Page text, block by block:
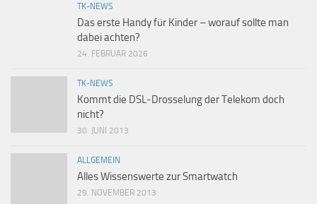
TK-NEWS
Das erste Handy für Kinder – worauf sollte man
dabei achten?
24. FEBRUAR 2026
TK-NEWS
Kommt die DSL-Drosselung der Telekom doch
nicht?
30. JUNI 2013
ALLGEMEIN
Alles Wissenswerte zur Smartwatch
29. NOVEMBER 2013